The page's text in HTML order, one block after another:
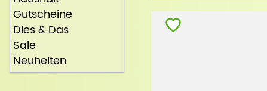
Gutscheine
Dies & Das
Sale
Neuheiten